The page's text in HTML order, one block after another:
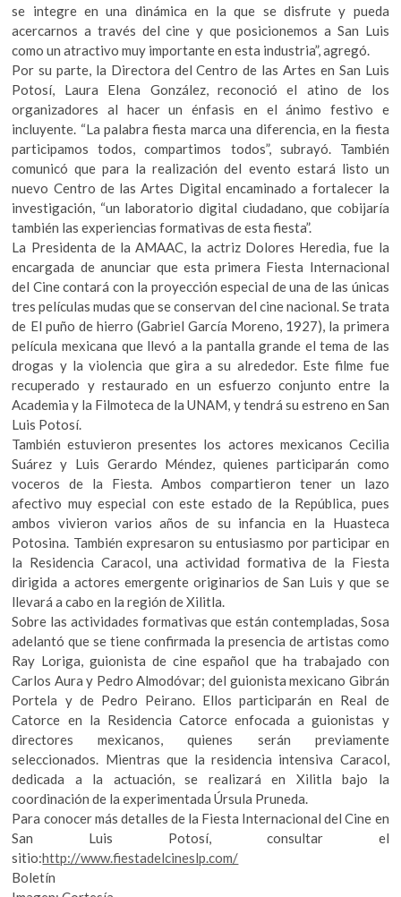
se integre en una dinámica en la que se disfrute y pueda
acercarnos a través del cine y que posicionemos a San Luis
como un atractivo muy importante en esta industria”, agregó.
Por su parte, la Directora del Centro de las Artes en San Luis
Potosí, Laura Elena González, reconoció el atino de los
organizadores al hacer un énfasis en el ánimo festivo e
incluyente. “La palabra fiesta marca una diferencia, en la fiesta
participamos todos, compartimos todos”, subrayó. También
comunicó que para la realización del evento estará listo un
nuevo Centro de las Artes Digital encaminado a fortalecer la
investigación, “un laboratorio digital ciudadano, que cobijaría
también las experiencias formativas de esta fiesta”.
La Presidenta de la AMAAC, la actriz Dolores Heredia, fue la
encargada de anunciar que esta primera Fiesta Internacional
del Cine contará con la proyección especial de una de las únicas
tres películas mudas que se conservan del cine nacional. Se trata
de El puño de hierro (Gabriel García Moreno, 1927), la primera
película mexicana que llevó a la pantalla grande el tema de las
drogas y la violencia que gira a su alrededor. Este filme fue
recuperado y restaurado en un esfuerzo conjunto entre la
Academia y la Filmoteca de la UNAM, y tendrá su estreno en San
Luis Potosí.
También estuvieron presentes los actores mexicanos Cecilia
Suárez y Luis Gerardo Méndez, quienes participarán como
voceros de la Fiesta. Ambos compartieron tener un lazo
afectivo muy especial con este estado de la República, pues
ambos vivieron varios años de su infancia en la Huasteca
Potosina. También expresaron su entusiasmo por participar en
la Residencia Caracol, una actividad formativa de la Fiesta
dirigida a actores emergente originarios de San Luis y que se
llevará a cabo en la región de Xilitla.
Sobre las actividades formativas que están contempladas, Sosa
adelantó que se tiene confirmada la presencia de artistas como
Ray Loriga, guionista de cine español que ha trabajado con
Carlos Aura y Pedro Almodóvar; del guionista mexicano Gibrán
Portela y de Pedro Peirano. Ellos participarán en Real de
Catorce en la Residencia Catorce enfocada a guionistas y
directores mexicanos, quienes serán previamente
seleccionados. Mientras que la residencia intensiva Caracol,
dedicada a la actuación, se realizará en Xilitla bajo la
coordinación de la experimentada Úrsula Pruneda.
Para conocer más detalles de la Fiesta Internacional del Cine en
San Luis Potosí, consultar el
sitio:http://www.fiestadelcineslp.com/
Boletín